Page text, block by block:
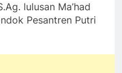
lulusan Ma’had
Pesantren Putri